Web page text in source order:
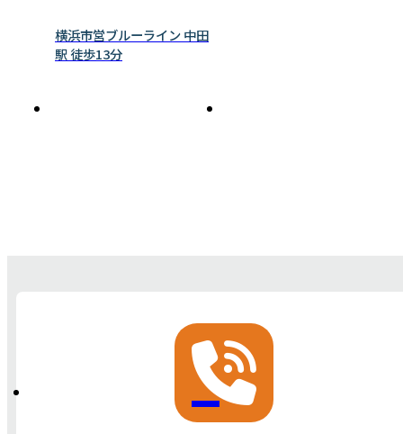
横浜市営ブルーライン 中田
駅 徒歩13分